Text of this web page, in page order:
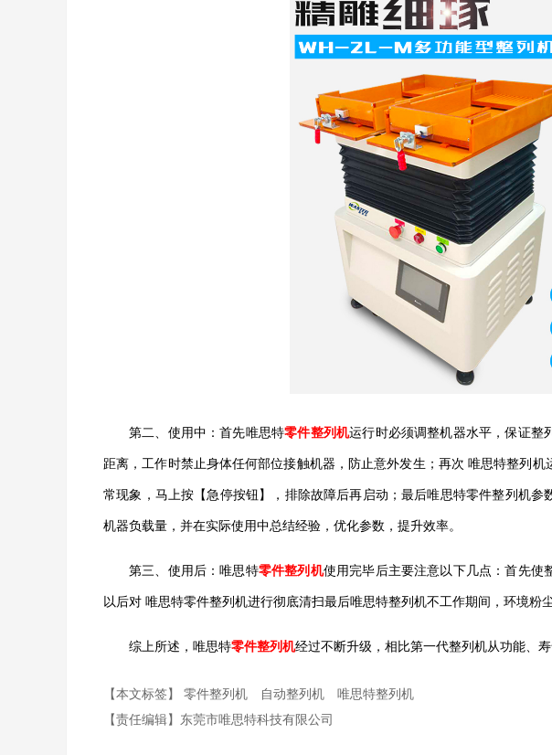
第二、 使用中：首先唯思特零件整列机运行时必须调整机器水平，保证整
距离，工作时禁止身体任何部位接触机器，防止意外发生；再次 唯思特整列机
常现象，马上按【急停按钮】，排除故障后再启动；最后唯思特零件整列机参
机器负载量，并在实际使用中总结经验，优化参数，提升效率。
第三、 使用后：唯思特零件整列机使用完毕后主要注意以下几点：首先使
以后对 唯思特零件整列机进行彻底清扫最后唯思特整列机不工作期间，环境粉
综上所述， 唯思特零件整列机经过不断升级，相比第一代整列机从功能、
【本文标签】 零件整列机 自动整列机
唯思特整列机
【责任编辑】 东莞市唯思特科技有限公司